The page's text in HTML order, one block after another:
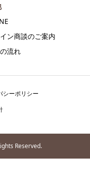
ン商談のご案内
流れ
シーポリシー
Reserved.